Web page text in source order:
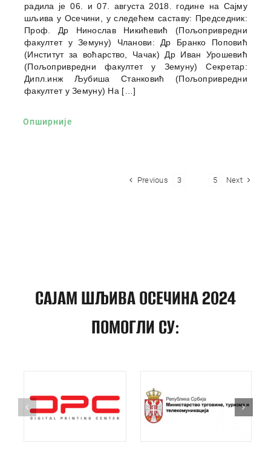
радила је 06. и 07. августа 2018. године на Сајму
шљива у Осечини, у следећем саставу: Председник:
Проф. Др Нинослав Никићевић (Пољопривредни
факултет у Земуну) Чланови: Др Бранко Поповић
(Институт за воћарство, Чачак) Др Иван Урошевић
(Пољопривредни факултет у Земуну) Секретар:
Дипл.инж Љубиша Станковић (Пољопривредни
факултет у Земуну) На […]
Опширније
Previous 3 5 Next
САЈАМ ШЉИВА ОСЕЧИНА 2024
ПОМОГЛИ СУ: